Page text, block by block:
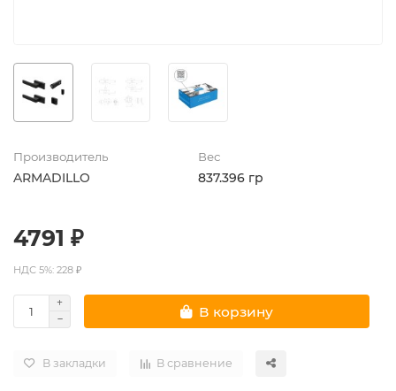
Производитель
ARMADILLO
Вес
837.396 гр
4791 ₽
НДС 5%: 228 ₽
В корзину
В закладки В сравнение